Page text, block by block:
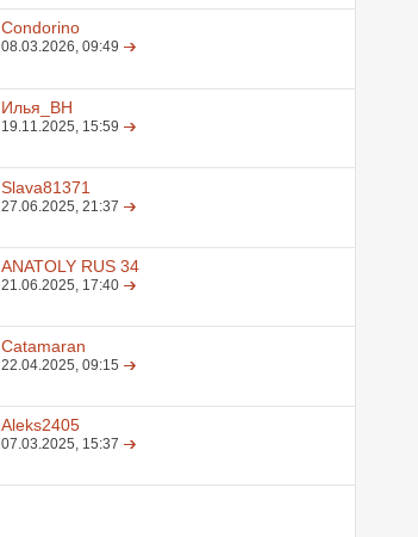
Condorino
08.03.2026,09:49
Илья_ВН
19.11.2025, 15:59
Slava81371
27.06.2025,21:37
ANATOLY RUS 34
21.06.2025, 17:40
Catamaran
22.04.2025,09:15
Aleks2405
07.03.2025, 15:37